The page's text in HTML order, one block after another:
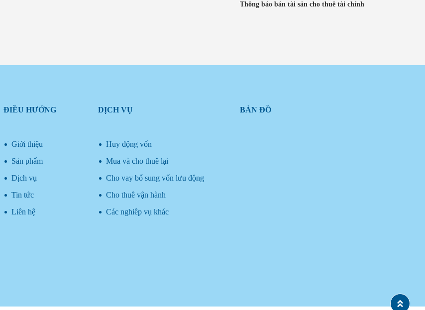
Thông báo bán tài sản cho thuê tài chính
ĐIỀU HƯỚNG
Giới thiệu
Sản phẩm
Dịch vụ
Tin tức
Liên hệ
DỊCH VỤ
Huy động vốn
Mua và cho thuê lại
Cho vay bổ sung vốn lưu động
Cho thuê vận hành
Các nghiêp vụ khác
BẢN ĐỒ